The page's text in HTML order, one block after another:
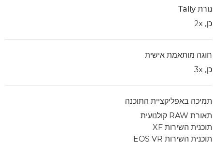
נורת Tally
כן, 2x
חוגה מותאמת אישית
כן, 3x
תמיכה באפליקציית התוכנה
תאורת RAW קולנועית
תוכנית השירות XF
תוכנית השירות EOS VR